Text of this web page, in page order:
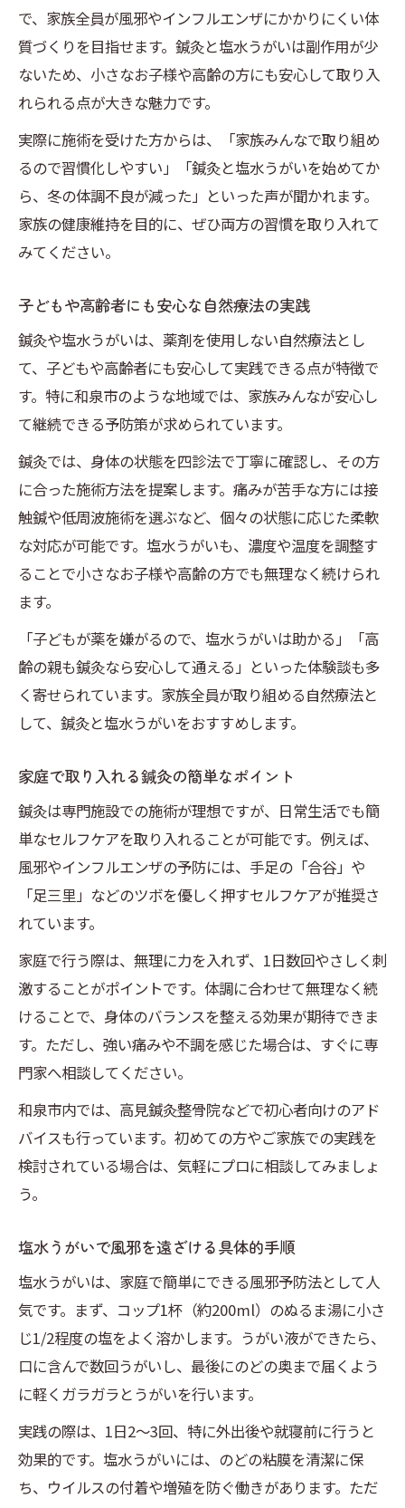
で、家族全員が風邪やインフルエンザにかかりにくい体
質づくりを目指せます。鍼灸と塩水うがいは副作用が少
ないため、小さなお子様や高齢の方にも安心して取り入
れられる点が大きな魅力です。
実際に施術を受けた方からは、「家族みんなで取り組め
るので習慣化しやすい」「鍼灸と塩水うがいを始めてか
ら、冬の体調不良が減った」といった声が聞かれます。
家族の健康維持を目的に、ぜひ両方の習慣を取り入れて
みてください。
子どもや高齢者にも安心な自然療法の実践
鍼灸や塩水うがいは、薬剤を使用しない自然療法とし
て、子どもや高齢者にも安心して実践できる点が特徴で
す。特に和泉市のような地域では、家族みんなが安心し
て継続できる予防策が求められています。
鍼灸では、身体の状態を四診法で丁寧に確認し、その方
に合った施術方法を提案します。痛みが苦手な方には接
触鍼や低周波施術を選ぶなど、個々の状態に応じた柔軟
な対応が可能です。塩水うがいも、濃度や温度を調整す
ることで小さなお子様や高齢の方でも無理なく続けられ
ます。
「子どもが薬を嫌がるので、塩水うがいは助かる」「高
齢の親も鍼灸なら安心して通える」といった体験談も多
く寄せられています。家族全員が取り組める自然療法と
して、鍼灸と塩水うがいをおすすめします。
家庭で取り入れる鍼灸の簡単なポイント
鍼灸は専門施設での施術が理想ですが、日常生活でも簡
単なセルフケアを取り入れることが可能です。例えば、
風邪やインフルエンザの予防には、手足の「合谷」や
「足三里」などのツボを優しく押すセルフケアが推奨さ
れています。
家庭で行う際は、無理に力を入れず、1日数回やさしく刺
激することがポイントです。体調に合わせて無理なく続
けることで、身体のバランスを整える効果が期待できま
す。ただし、強い痛みや不調を感じた場合は、すぐに専
門家へ相談してください。
和泉市内では、高見鍼灸整骨院などで初心者向けのアド
バイスも行っています。初めての方やご家族での実践を
検討されている場合は、気軽にプロに相談してみましょ
う。
塩水うがいで風邪を遠ざける具体的手順
塩水うがいは、家庭で簡単にできる風邪予防法として人
気です。まず、コップ1杯（約200ml）のぬるま湯に小さ
じ1/2程度の塩をよく溶かします。うがい液ができたら、
口に含んで数回うがいし、最後にのどの奥まで届くよう
に軽くガラガラとうがいを行います。
実践の際は、1日2～3回、特に外出後や就寝前に行うと
効果的です。塩水うがいには、のどの粘膜を清潔に保
ち、ウイルスの付着や増殖を防ぐ働きがあります。ただ